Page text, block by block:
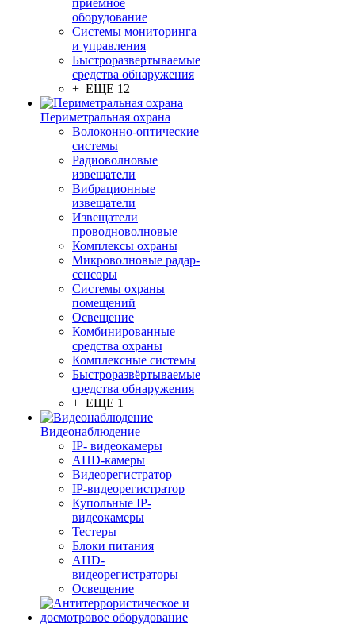
приемное
оборудование
Системы мониторинга
и управления
Быстроразвертываемые
средства обнаружения
+ ЕЩЕ 12
Периметральная охрана
Волоконно-оптические
системы
Радиоволновые
извещатели
Вибрационные
извещатели
Извещатели
проводноволновые
Комплексы охраны
Микроволновые радар-
сенсоры
Системы охраны
помещений
Освещение
Комбинированные
средства охраны
Комплексные системы
Быстроразвёртываемые
средства обнаружения
+ ЕЩЕ 1
Видеонаблюдение
IP- видеокамеры
AHD-камеры
Видеорегистратор
IP-видеорегистратор
Купольные IP-
видеокамеры
Тестеры
Блоки питания
AHD-
видеорегистраторы
Освещение